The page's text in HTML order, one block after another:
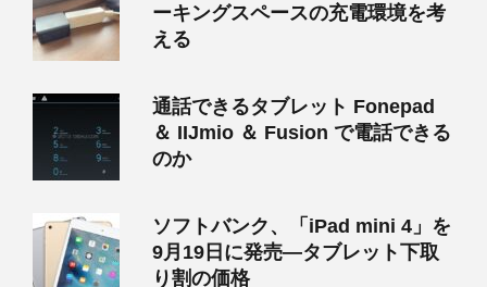
ーキングスペースの充電環境を考
える
通話できるタブレット Fonepad
＆ IIJmio ＆ Fusion で電話できる
のか
ソフトバンク、「iPad mini 4」を
9月19日に発売―タブレット下取
り割の価格